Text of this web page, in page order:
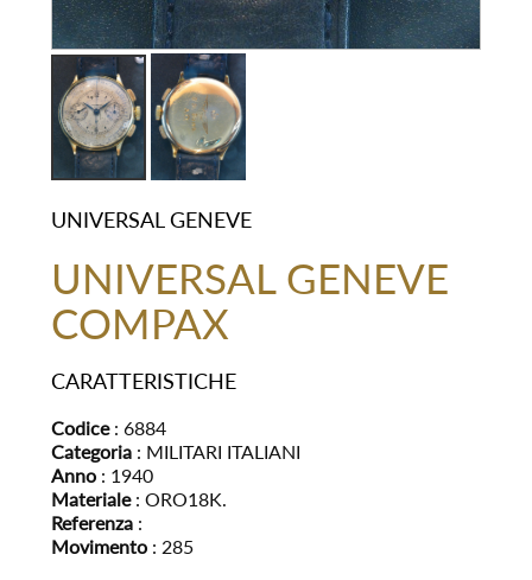
UNIVERSAL GENEVE
UNIVERSAL GENEVE
COMPAX
CARATTERISTICHE
Codice: 6884
Categoria: MILITARI ITALIANI
Anno: 1940
Materiale: ORO18K.
Referenza:
Movimento: 285